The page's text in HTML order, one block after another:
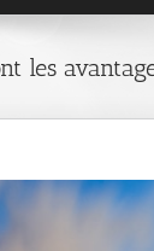
les